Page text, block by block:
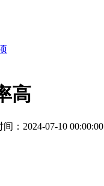
高
间：2024-07-10 00:00:00